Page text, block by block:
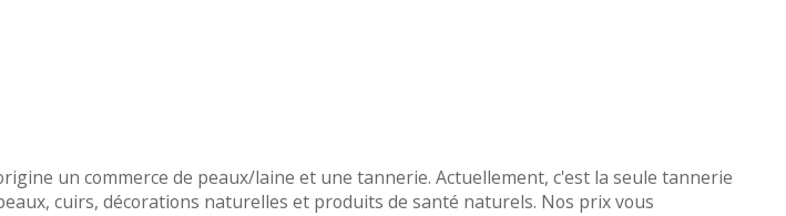
un commerce de peaux/laine et une tannerie. Actuellement, c'est la seule tannerie
cuirs, décorations naturelles et produits de santé naturels. Nos prix vous